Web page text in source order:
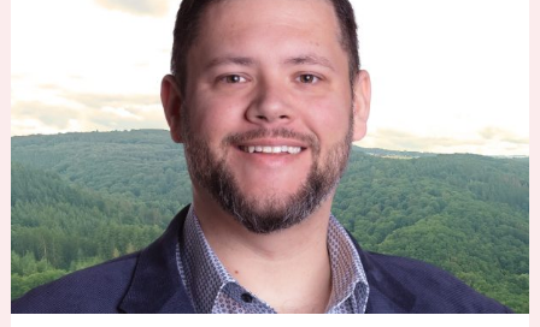
Abstand
jüngste
Kandidat
in
die
Ortsvorsteherwahl
in